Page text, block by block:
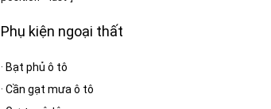
Phụ kiện ngoại thất
· Bạt phủ ô tô
·Cần gạt mưa ô tô